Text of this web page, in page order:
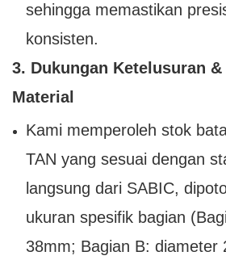
sehingga memastikan
konsisten.
3. Dukungan Ketelusuran
Material
Kami memperoleh stok
TAN yang sesuai dengan
langsung dari SABIC,
ukuran spesifik bagian
38mm; Bagian B: diameter